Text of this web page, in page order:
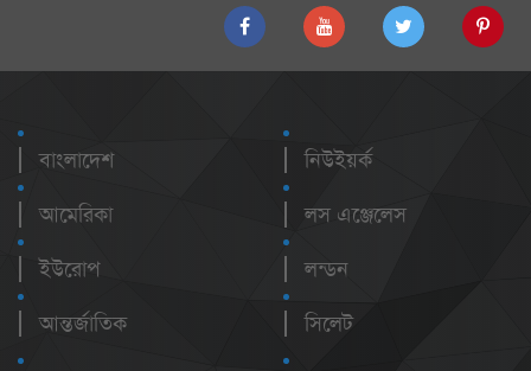
বাংলাদেশ
আমেরিকা
ইউরোপ
আন্তর্জাতিক
নিউইয়র্ক
লস এঞ্জেলেস
লন্ডন
সিলেট